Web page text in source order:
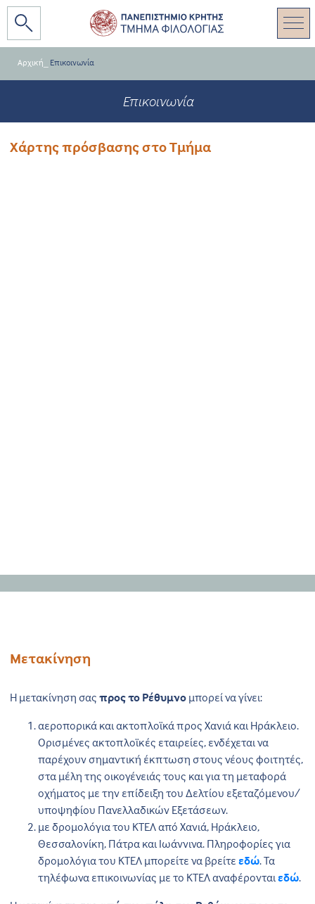
Αρχική Επικοινωνία
Επικοινωνία
Χάρτης πρόσβασης στο Τμήμα
Μετακίνηση
Η μετακίνηση σας προς το Ρέθυμνο μπορεί να γίνει:
αεροπορικά και ακτοπλοϊκά προς Χανιά και Ηράκλειο.
Ορισμένες ακτοπλοϊκές εταιρείες, ενδέχεται να
παρέχουν σημαντική έκπτωση στους νέους φοιτητές,
στα μέλη της οικογένειάς τους και για τη μεταφορά
οχήματος με την επίδειξη του Δελτίου εξεταζόμενου/
υποψηφίου Πανελλαδικών Εξετάσεων.
με δρομολόγια του ΚΤΕΛ από Χανιά, Ηράκλειο,
Θεσσαλονίκη, Πάτρα και Ιωάννινα. Πληροφορίες για
δρομολόγια του ΚΤΕΛ μπορείτε να βρείτε εδώ. Τα
τηλέφωνα επικοινωνίας με το ΚΤΕΛ αναφέρονταιεδώ.